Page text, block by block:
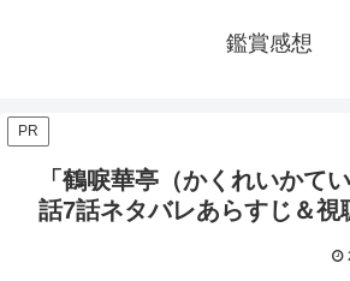
鑑賞感想
PR
「鶴唳華亭（かくれいかて
話7話ネタバレあらすじ＆視